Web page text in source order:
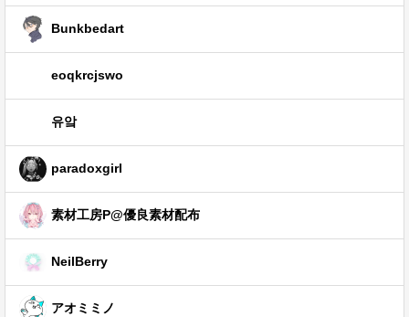
Bunkbedart
eoqkrcjswo
유앜
paradoxgirl
素材工房P@優良素材配布
NeilBerry
アオミミノ